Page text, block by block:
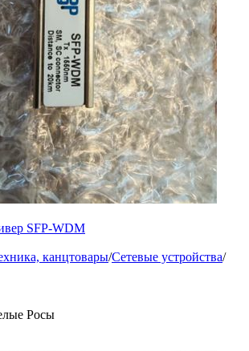
SFP-WDM
канцтовары/Сетевые устройства/
Росы